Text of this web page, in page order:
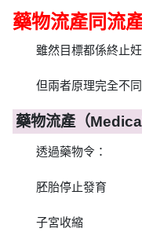
藥物流產同流
雖然目標都係終止妊
但兩者原理完全不同
藥物流產（
透過藥物令：
胚胎停止發育
子宮收縮